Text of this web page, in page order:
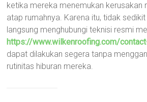
ketika mereka menemukan kerusakan
atap rumahnya. Karena itu, tidak
langsung menghubungi teknisi resmi
https://www.wilkenroofing.com/
dapat dilakukan segera tanpa
rutinitas hiburan mereka.